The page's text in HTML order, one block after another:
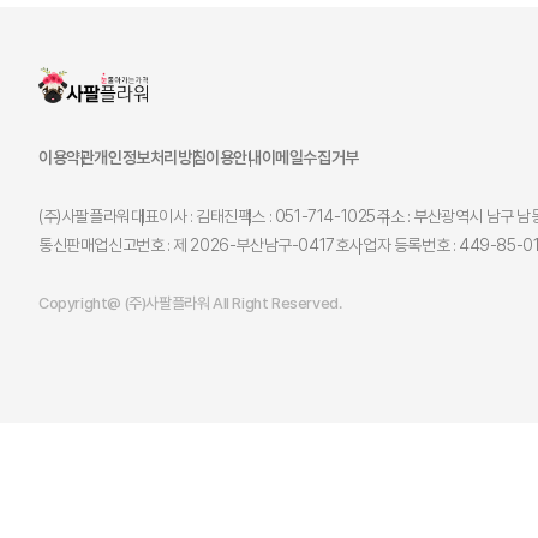
이용약관개인정보처리방침이용안내이메일수집거부
(주)사팔플라워 대표이사 : 김태진팩스 : 051-714-1025주소 : 부산광역시 남구
통신판매업신고번호 : 제 2026-부산남구-0417호사업자 등록번호 : 449-85-
Copyright@ (주)사팔플라워 All Right Reserved.